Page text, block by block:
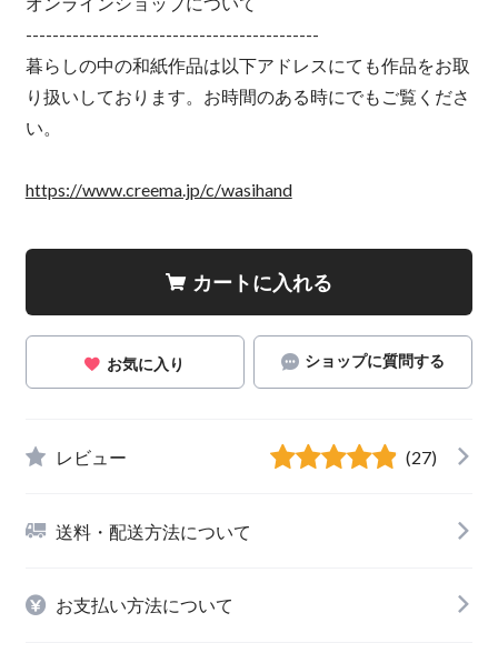
--------------------------------------------
暮らしの中の和紙作品は以下アドレスにても作品をお取
り扱いしております。お時間のある時にでもご覧くださ
い。
https://www.creema.jp/c/wasihand
カートに入れる
お気に入り ショップに質問する
レビュー (27)
送料・配送方法について
お支払い方法について